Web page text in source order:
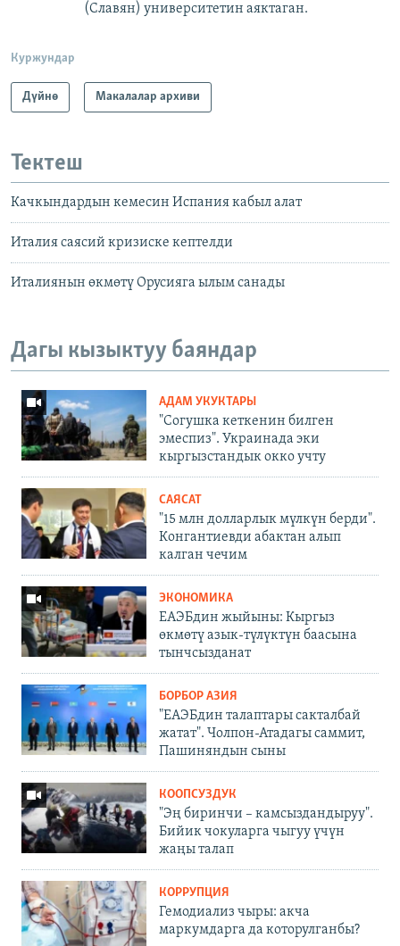
(Славян) университетин аяктаган.
Куржундар
Дүйнө Макалалар архиви
Тектеш
Качкындардын кемесин Испания кабыл алат
Италия саясий кризиске кептелди
Италиянын өкмөтү Орусияга ылым санады
Дагы кызыктуу баяндар
АДАМ УКУКТАРЫ
"Согушка кеткенин билген
эмеспиз". Украинада эки
кыргызстандык окко учту
САЯСАТ
"15 млн долларлык мүлкүн берди".
Конгантиевди абактан алып
калган чечим
ЭКОНОМИКА
ЕАЭБдин жыйыны: Кыргыз
өкмөтү азык-түлүктүн баасына
тынчсызданат
БОРБОР АЗИЯ
"ЕАЭБдин талаптары сакталбай
жатат". Чолпон-Атадагы саммит,
Пашиняндын сыны
КООПСУЗДУК
"Эң биринчи – камсыздандыруу".
Бийик чокуларга чыгуу үчүн
жаңы талап
КОРРУПЦИЯ
Гемодиализ чыры: акча
маркумдарга да которулганбы?